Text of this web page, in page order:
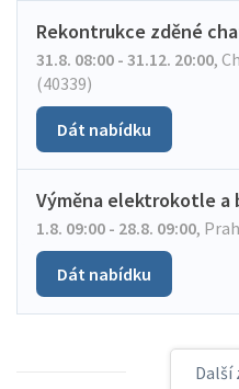
Rekontrukce zděné
31.8. 08:00 - 31.12. 20:00,
(40339)
Dát nabídku
Výměna elektrokotle a
1.8. 09:00 - 28.8. 09:00,
Dát nabídku
Další